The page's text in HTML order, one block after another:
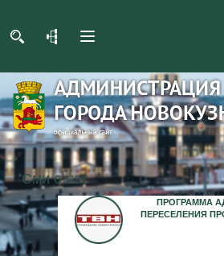
Сми о нас
ПРОГРАММА
ПЕРЕСЕЛЕНИЯ